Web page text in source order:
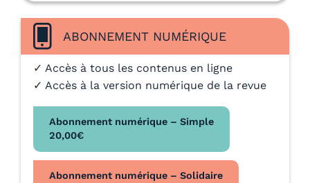
ABONNEMENT NUMÉRIQUE
✓ Accès à tous les contenus en ligne
✓ Accès à la version numérique de la revue
Abonnement numérique – Simple
20,00€
Abonnement numérique – Solidaire